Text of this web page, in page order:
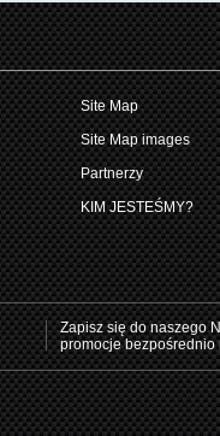
Site Map
Site Map images
Partnerzy
KIM JESTEŚMY?
Zapisz się do naszego
promocje bezpośrednio